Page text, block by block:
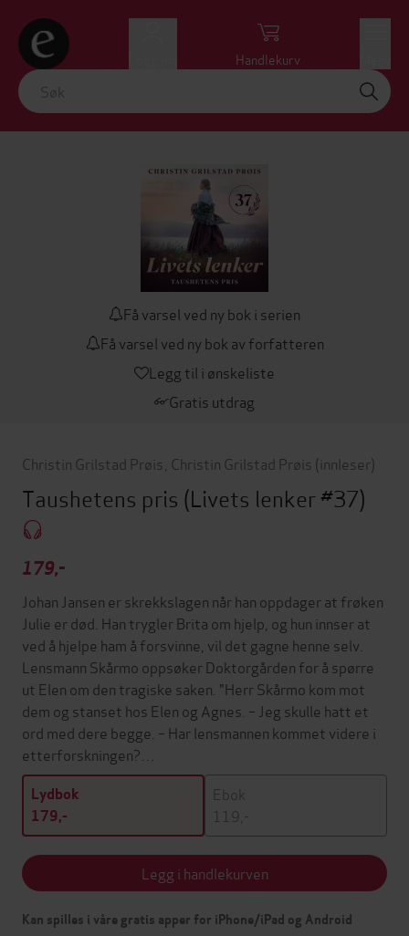
Handlekurv
Få varsel ved ny bok i serien
Få varsel ved ny bok av forfatteren
Legg til i ønskeliste
Gratis utdrag
Christin Grilstad Prøis Christin Grilstad Prøis (innleser)
Taushetens pris (Livets lenker #37)
179,-
Johan Jansen er skrekkslagen når han oppdager at frøken
Julie er død. Han trygler Brita om hjelp, og hun innser at
ved å hjelpe ham å forsvinne, vil det gagne henne selv.
Lensmann Skårmo oppsøker Doktorgården for å spørre
ut Elen om den tragiske saken. "Herr Skårmo kom mot
dem og stanset hos Elen og Agnes. – Jeg skulle hatt et
ord med dere begge. – Har lensmannen kommet videre i
etterforskningen?…
Lydbok
179,-
Ebok
119,-
Legg i handlekurven
Kan spilles i våre gratis apper for iPhone/iPad og Android